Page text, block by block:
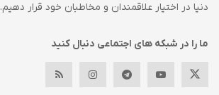
دنیا در اختیار علاقمندان و مخاطبان خود قرار دهیم.
ما را در شبکه های اجتماعی دنبال کنید